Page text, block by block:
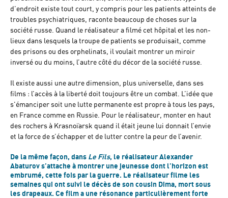
d’endroit existe tout court, y compris pour les patients atteints de
troubles psychiatriques, raconte beaucoup de choses sur la
société russe. Quand le réalisateur a filmé cet hôpital et les non-
lieux dans lesquels la troupe de patients se produisait, comme
des prisons ou des orphelinats, il voulait montrer un miroir
inversé ou du moins, l’autre côté du décor de la société russe.
Il existe aussi une autre dimension, plus universelle, dans ses
films : l’accès à la liberté doit toujours être un combat. L’idée que
s'émanciper soit une lutte permanente est propre à tous les pays,
en France comme en Russie. Pour le réalisateur, monter en haut
des rochers à Krasnoïarsk quand il était jeune lui donnait l’envie
et la force de s’échapper et de lutter contre la peur de l’avenir.
De la même façon, dans Le Fils, le réalisateur Alexander
Abaturov s’attache à montrer une jeunesse dont l’horizon est
embrumé, cette fois par la guerre. Le réalisateur filme les
semaines qui ont suivi le décès de son cousin Dima, mort sous
les drapeaux. Ce film a une résonance particulièrement forte